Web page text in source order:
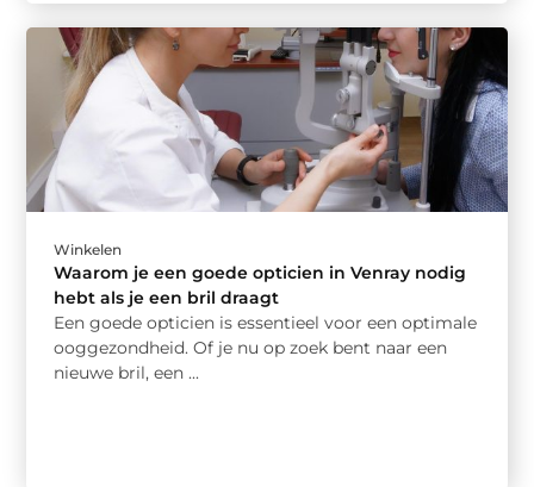
Winkelen
Waarom je een goede opticien in Venray nodig
hebt als je een bril draagt
Een goede opticien is essentieel voor een optimale
ooggezondheid. Of je nu op zoek bent naar een
nieuwe bril, een ...